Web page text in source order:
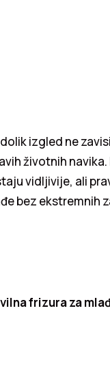
izgled ne
životnih
vidljivije, ali
bez ekstremnih
frizura za